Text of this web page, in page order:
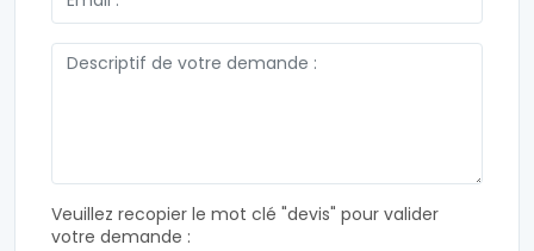
Veuillez recopier le mot clé "devis" pour valider
votre demande :